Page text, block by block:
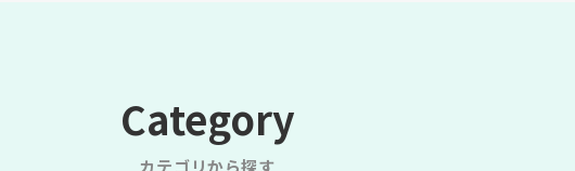
Category
カテゴリから探す